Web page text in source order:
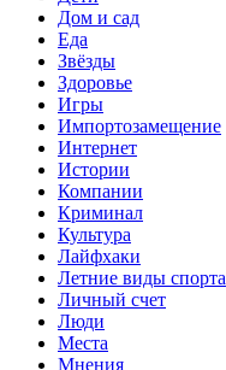
Дом и сад
Еда
Звёзды
Здоровье
Игры
Импортозамещение
Интернет
Истории
Компании
Криминал
Культура
Лайфхаки
Летние виды спорта
Личный счет
Люди
Места
Мнения